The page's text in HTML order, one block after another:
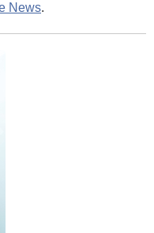
News.